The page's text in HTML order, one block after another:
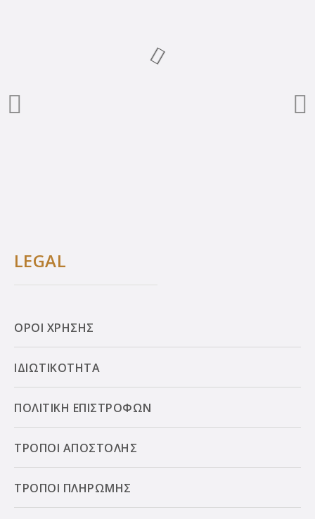
LEGAL
ΟΡΟΙ ΧΡΗΣΗΣ
ΙΔΙΩΤΙΚΟΤΗΤΑ
ΠΟΛΙΤΙΚΗ ΕΠΙΣΤΡΟΦΩΝ
ΤΡΟΠΟΙ ΑΠΟΣΤΟΛΗΣ
ΤΡΟΠΟΙ ΠΛΗΡΩΜΗΣ